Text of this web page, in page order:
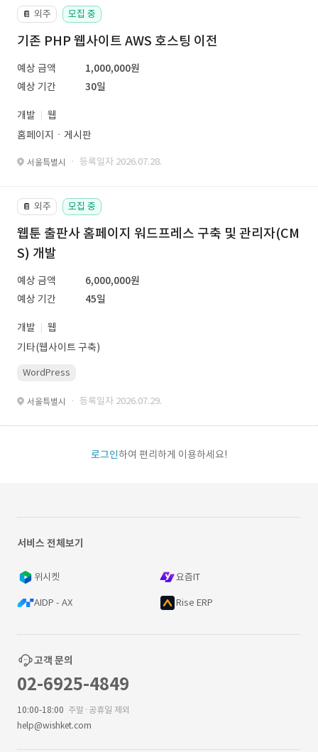
📔 외주 모집 중
기존 PHP 웹사이트 AWS 호스팅 이전
예상 금액
1,000,000원
예상 기간
30일
개발
웹
홈페이지ㆍ게시판
서울특별시 · 등록일자 2026.07.28.
📔 외주 모집 중
웹툰 출판사 홈페이지 워드프레스 구축 및 관리자(CM
S) 개발
예상 금액
6,000,000원
예상 기간
45일
개발
웹
기타(웹사이트 구축)
WordPress
서울특별시 · 등록일자 2026.07.29.
로그인하여 편리하게 이용하세요!
서비스 전체보기
위시켓 요즘IT
AIDP - AX Rise ERP
고객 문의
02-6925-4849
10:00-18:00 주말·공휴일 제외
help@wishket.com